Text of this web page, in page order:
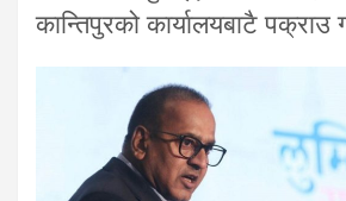
o
k
कान्तिपुरको कार्यालयबाटै पक्राउ